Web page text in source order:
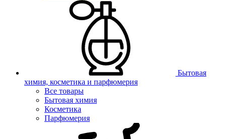
Бытовая
химия, косметика и парфюмерия
Все товары
Бытовая химия
Косметика
Парфюмерия